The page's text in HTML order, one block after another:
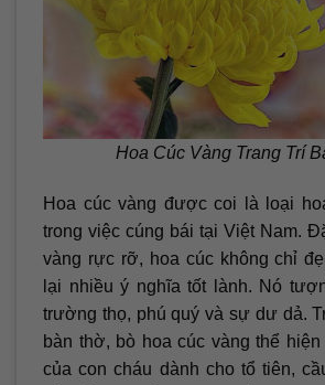
Hoa Cúc Vàng Trang Trí
Hoa cúc vàng được coi là loại
trong việc cúng bái tại Việt Nam.
vàng rực rỡ, hoa cúc không chỉ
lại nhiều ý nghĩa tốt lành. Nó
trường thọ, phú quý và sự dư dả.
bàn thờ, bò hoa cúc vàng thể
của con cháu dành cho tổ tiên,